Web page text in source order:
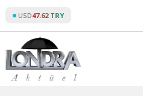
content
USD47.62 TRY